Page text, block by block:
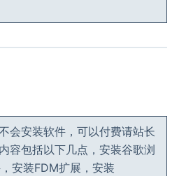
会安装软件，可以付费请站长
容包括以下几点，安装谷歌浏
安装FDM扩展，安装